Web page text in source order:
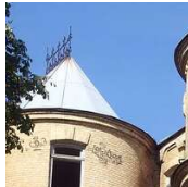
+11